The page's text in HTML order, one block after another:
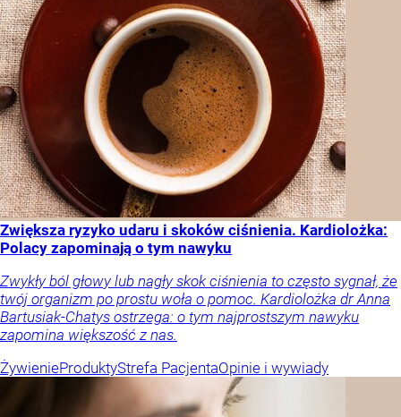
Zwiększa ryzyko udaru i skoków ciśnienia. Kardiolożka:
Polacy zapominają o tym nawyku
Zwykły ból głowy lub nagły skok ciśnienia to często sygnał, że
twój organizm po prostu woła o pomoc. Kardiolożka dr Anna
Bartusiak-Chatys ostrzega: o tym najprostszym nawyku
zapomina większość z nas.
ŻywienieProduktyStrefa PacjentaOpinie i wywiady